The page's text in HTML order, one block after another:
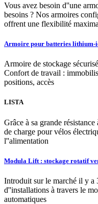
Vous avez besoin d''une
besoins ? Nos armoires
offrent une flexibilité
Armoire pour batteries lithium-
Armoire de stockage
Confort de travail :
positions, accès
LISTA
Grâce à sa grande
de charge pour vélos
l''alimentation
Modula Lift : stockage rotatif
Introduit sur le marché il y a
d''installations à travers le
automatiques